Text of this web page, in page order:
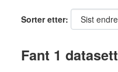
Sorter etter
Fant 1 datasett